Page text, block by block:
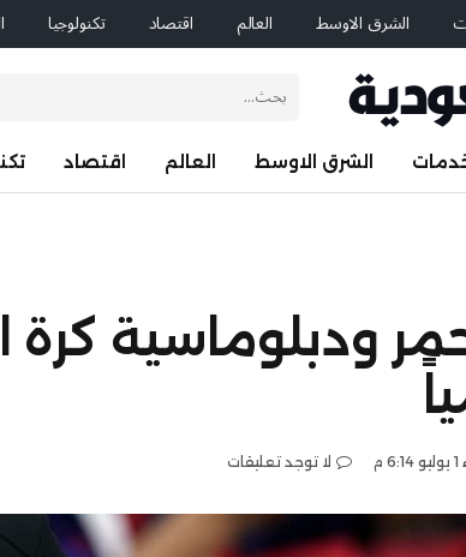
الشرق الاوسط العالم اقتصاد تكنولوجيا
الشرق الاوسط العالم اقتصاد
ودبلوماسية
م لا توجد تعليقات